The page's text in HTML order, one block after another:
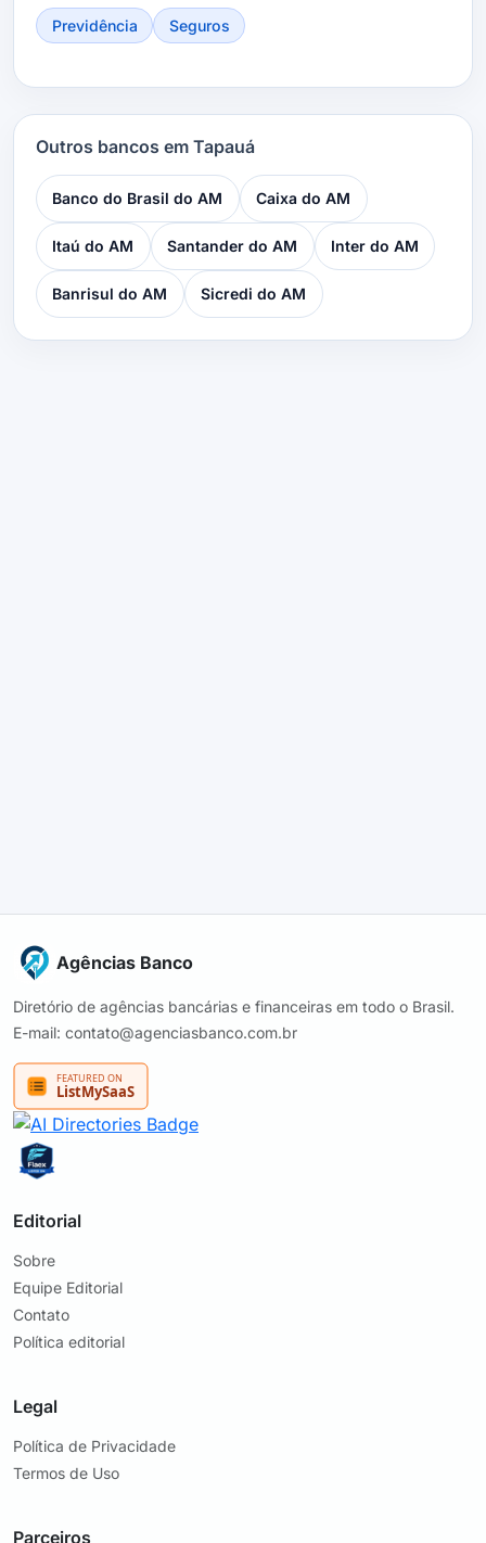
Previdência Seguros
Outros bancos em Tapauá
Banco do Brasil do AM Caixa do AM
Itaú do AM Santander do AM Inter do AM
Banrisul do AM Sicredi do AM
Agências Banco
Diretório de agências bancárias e financeiras em todo o Brasil.
E-mail: contato@agenciasbanco.com.br
Editorial
Sobre
Equipe Editorial
Contato
Política editorial
Legal
Política de Privacidade
Termos de Uso
Parceiros